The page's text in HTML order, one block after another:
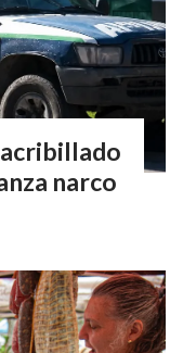
narco